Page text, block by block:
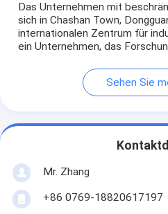
Das Unternehmen mit
sich in Chashan Town,
internationalen Zentrum für
ein Unternehmen, das
Sehen Sie
Mr. Zhang
+86 0769-18820617197